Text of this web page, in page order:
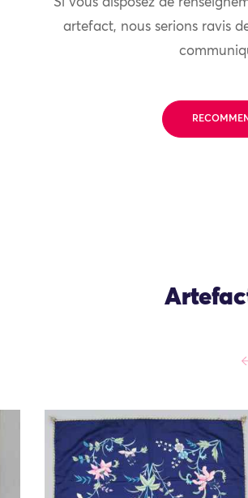
Si vous disposez de
artefact, nous serions ravis